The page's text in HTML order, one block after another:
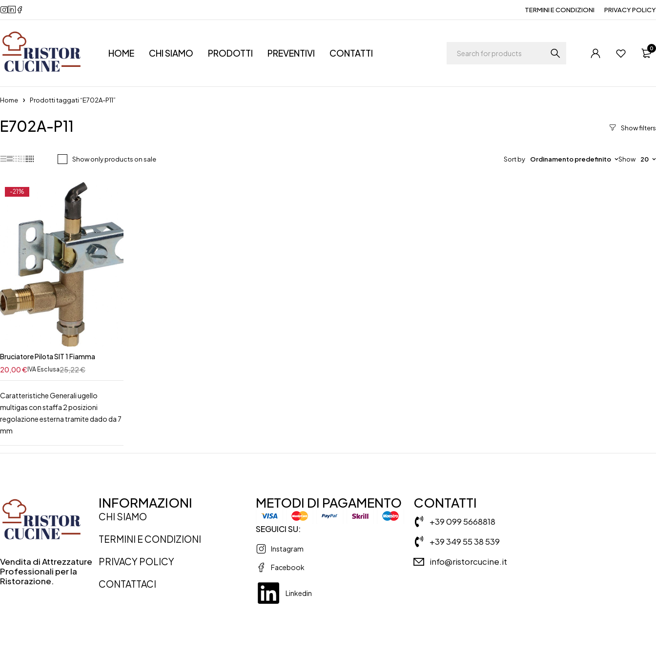
TERMINI E CONDIZIONI PRIVACY POLICY
HOME CHI SIAMO PRODOTTI PREVENTIVI CONTATTI 0
Home Prodotti taggati “E702A-P11”
E702A-P11
Show only products on sale Sort by Ordinamento predefinito Show 20
-21%
Bruciatore Pilota SIT 1 Fiamma
25,22€
20,00€IVA Esclusa
Caratteristiche Generali ugello
multigas con staffa 2 posizioni
regolazione esterna tramite dado da 7
mm
Vendita di Attrezzature
Professionali per la
Ristorazione.
INFORMAZIONI
CHI SIAMO
TERMINI E CONDIZIONI
PRIVACY POLICY
CONTATTACI
METODI DI PAGAMENTO
SEGUICI SU:
Instagram
Facebook
Linkedin
CONTATTI
+39 099 5668818
+39 349 55 38 539
info@ristorcucine.it